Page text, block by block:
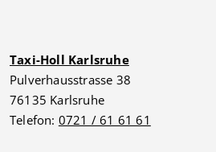
Taxi-Holl Karlsruhe
Pulverhausstrasse 38
76135 Karlsruhe
Telefon: 0721 / 61 61 61